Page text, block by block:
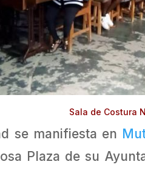
Sala de Costura
se manifiesta en
Plaza de su